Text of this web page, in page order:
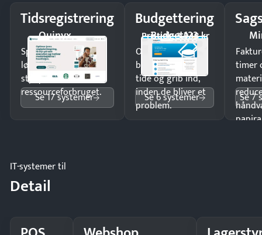
Tidsregistrering
Quinyx
Spar tid på
lønberegning og få
styr på
ressourceforbruget.
Se 17 systemer
Budgettering
Budget123
Pristjek: 3.948 kr
Opdag
budgetafvigelser i
tide og grib ind,
inden de bliver et
problem.
Se 6 systemer
timer
Se 7
IT-systemer til
Detail